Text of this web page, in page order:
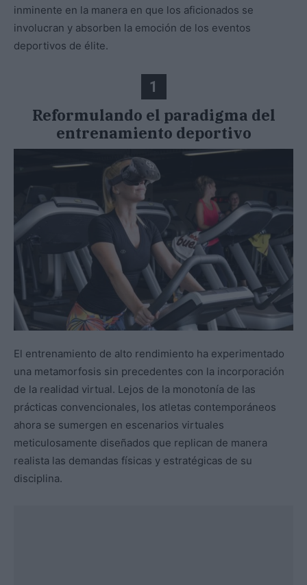
inminente en la manera en que los aficionados se
involucran y absorben la emoción de los eventos
deportivos de élite.
1
Reformulando el paradigma del
entrenamiento deportivo
El entrenamiento de alto rendimiento ha experimentado
una metamorfosis sin precedentes con la incorporación
de la realidad virtual. Lejos de la monotonía de las
prácticas convencionales, los atletas contemporáneos
ahora se sumergen en escenarios virtuales
meticulosamente diseñados que replican de manera
realista las demandas físicas y estratégicas de su
disciplina.